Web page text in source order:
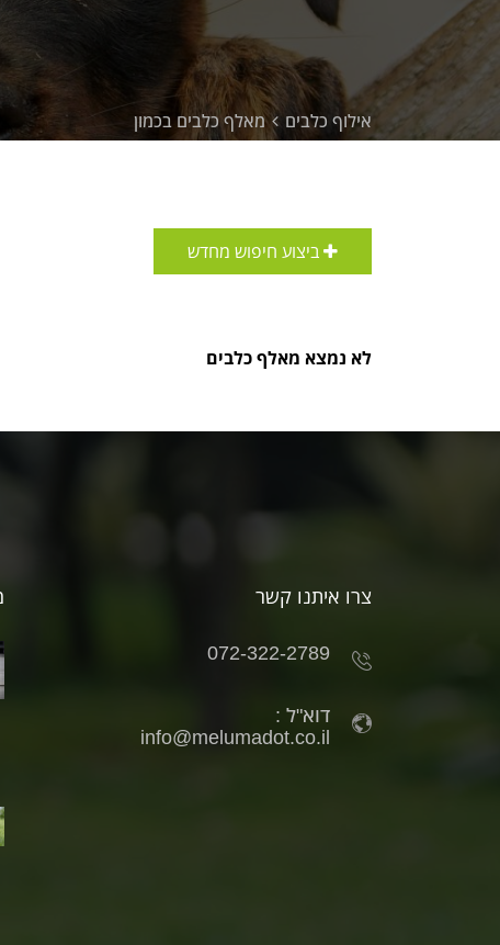
אילוף כלבים מאלף כלבים בכמון
ביצוע חיפוש מחדש
לא נמצא מאלף כלבים
צרו איתנו קשר
072-322-2789
דוא"ל :
info@melumadot.co.il